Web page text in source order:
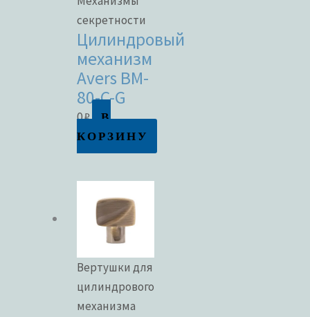
секретности
Цилиндровый
механизм
Avers BM-
80-C-G
0₽
В
КОРЗИНУ
Вертушки для
цилиндрового
механизма